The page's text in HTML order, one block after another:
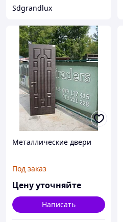
Sdgrandlux
Металлические двери
Под заказ
Цену уточняйте
Написать